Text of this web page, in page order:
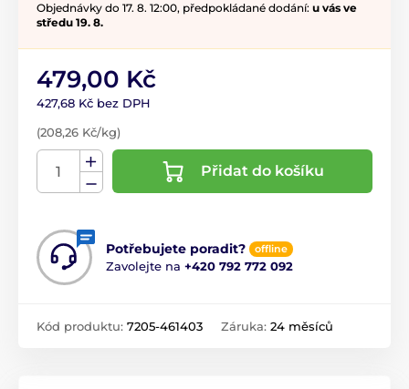
Objednávky do 17. 8. 12:00, předpokládané dodání: u vás ve
středu 19. 8.
479,00 Kč
427,68 Kč bez DPH
(208,26 Kč/kg)
Přidat do košíku
Potřebujete poradit? offline
Zavolejte na +420 792 772 092
Kód produktu: 7205-461403 Záruka: 24 měsíců